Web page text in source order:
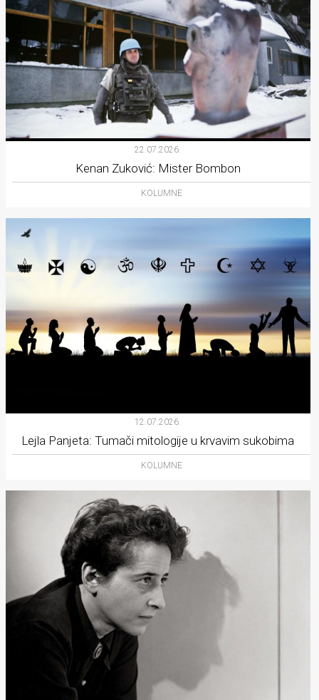
22.07.2026.
Kenan Zuković: Mister Bombon
KOLUMNE
12.07.2026.
Lejla Panjeta: Tumači mitologije u krvavim sukobima
KOLUMNE